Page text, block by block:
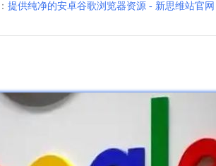
提供纯净的安卓谷歌浏览器资源 - 新思维站官网